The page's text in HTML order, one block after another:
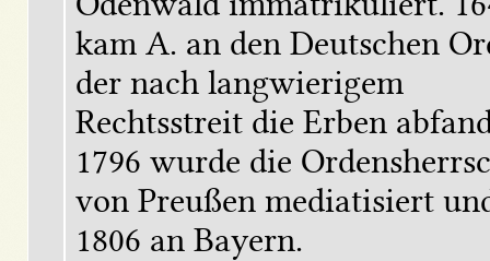
kam A. an den Deutschen
der nach langwierigem
Rechtsstreit die Erben
1796 wurde die
von Preußen mediatisiert
1806 an Bayern.